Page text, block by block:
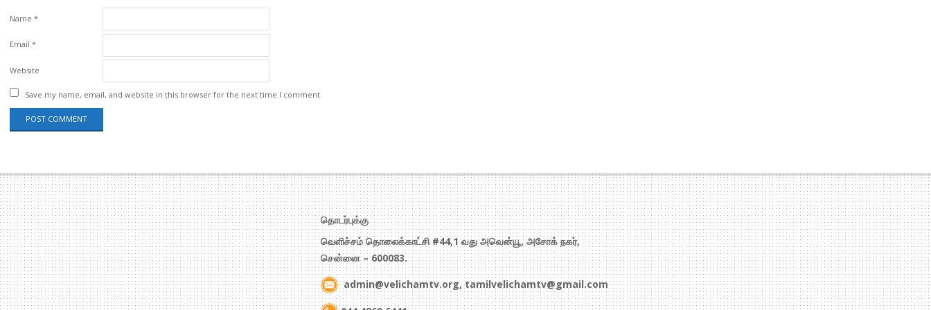
Name *
Email *
Website
Save my name, email, and website in this browser for the next time I comment.
தொடர்புக்கு
வெளிச்சம் தொலைக்காட்சி #44,1 வது அவென்யூ, அசோக் நகர்,
சென்னை – 600083.
admin@velichamtv.org, tamilvelichamtv@gmail.com